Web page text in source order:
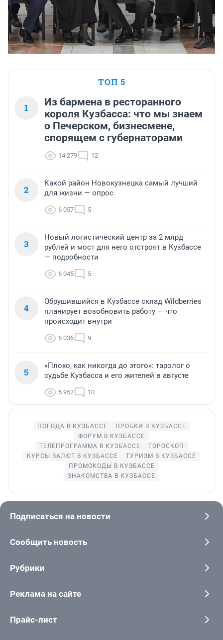
ТОП 5
1
Из бармена в ресторанного
короля Кузбасса: что мы знаем
о Печерском, бизнесмене,
спорящем с губернаторами
14 279 12
2
Какой район Новокузнецка самый лучший
для жизни — опрос
6 057 5
3
Новый логистический центр за 2 млрд
рублей и мост для него отстроят в Кузбассе
— подробности
6 045 5
4
Обрушившийся в Кузбассе склад Wildberries
планирует возобновить работу — что
происходит внутри
6 036 9
5
«Плохо, как никогда до этого»: таролог о
судьбе Кузбасса и его жителей в августе
5 957 10
ПОГОДА В КУЗБАССЕ
ПРОБКИ В КУЗБАССЕ
ФОРУМ В КУЗБАССЕ
ТЕЛЕПРОГРАММА В КУЗБАССЕ
ГОРОСКОП
КУРСЫ ВАЛЮТ В КУЗБАССЕ
ТУРИЗМ В КУЗБАССЕ
ПРОМОКОДЫ В КУЗБАССЕ
ЗНАКОМСТВА В КУЗБАССЕ
Подписаться на новости
Сообщить новость
Рубрики
Реклама на сайте
Прайс-лист